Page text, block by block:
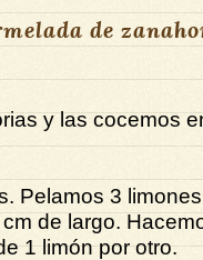
de
y las cocemos
Pelamos 3
de largo.
1 limón por otro.